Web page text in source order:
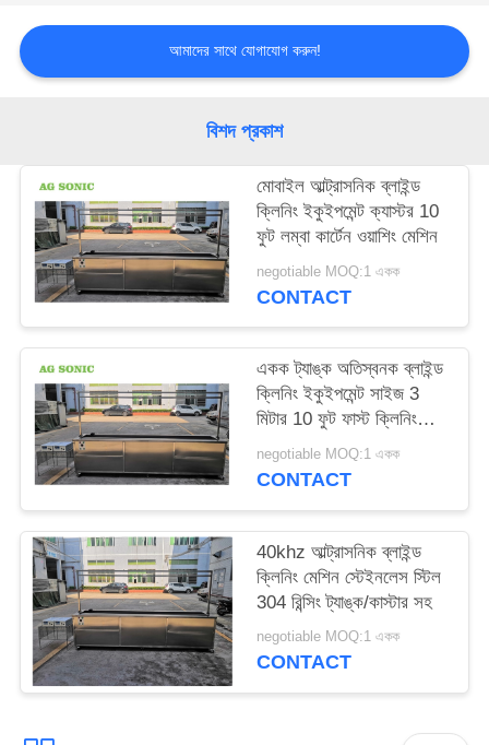
খবর
জন্য
আবেদন
সাইট
PRIVACY
POLICY
আমাদের সাথে যোগাযোগ করুন!
বিশদ প্রকাশ
মোবাইল আল্ট্রাসনিক ব্লাইন্ড
ক্লিনিং ইকুইপমেন্ট ক্যাস্টর 10
ফুট লম্বা কার্টেন ওয়াশিং মেশিন
negotiable MOQ:1 একক
CONTACT
একক ট্যাঙ্ক অতিস্বনক ব্লাইন্ড
ক্লিনিং ইকুইপমেন্ট সাইজ 3
মিটার 10 ফুট ফাস্ট ক্লিনিং
negotiable MOQ:1 একক
CONTACT
40khz আল্ট্রাসনিক ব্লাইন্ড
ক্লিনিং মেশিন স্টেইনলেস স্টিল
304 রিন্সিং ট্যাঙ্ক/কাস্টার সহ
negotiable MOQ:1 একক
CONTACT